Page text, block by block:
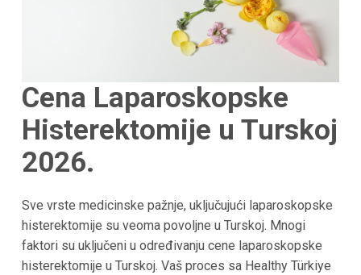
Cena Laparoskopske
Histerektomije u Turskoj
2026.
Sve vrste medicinske pažnje, uključujući laparoskopske
histerektomije su veoma povoljne u Turskoj. Mnogi
faktori su uključeni u određivanju cene laparoskopske
histerektomije u Turskoj. Vaš proces sa Healthy Türkiye